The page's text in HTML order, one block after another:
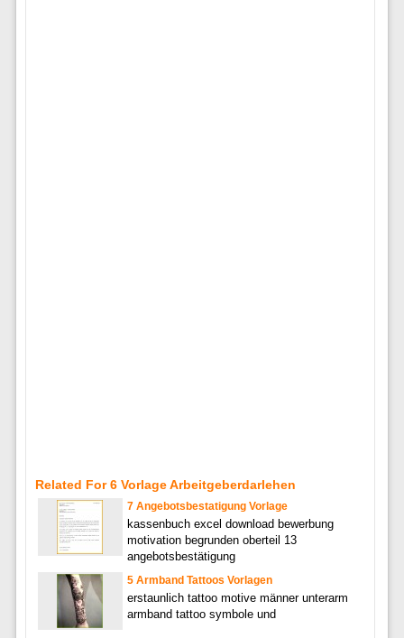
Related For 6 Vorlage Arbeitgeberdarlehen
7 Angebotsbestatigung Vorlage
kassenbuch excel download bewerbung
motivation begrunden oberteil 13
angebotsbestätigung
5 Armband Tattoos Vorlagen
erstaunlich tattoo motive männer unterarm
armband tattoo symbole und